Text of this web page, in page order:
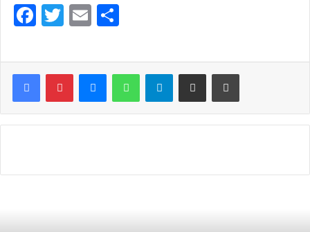
F
c
e
b
o
k
T
itt
er
E
ai
l
ar
e
Telegram